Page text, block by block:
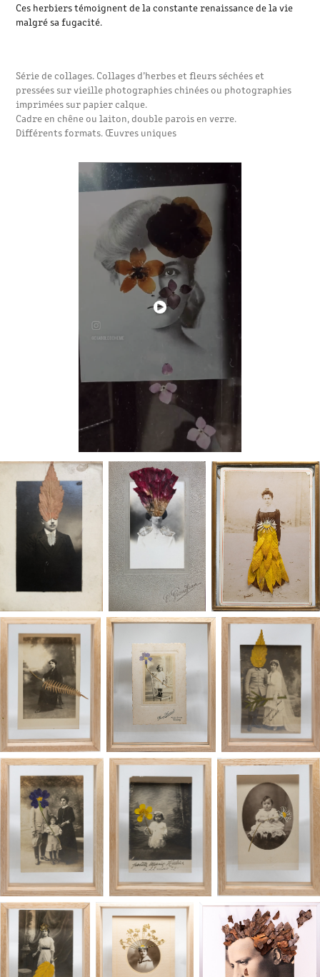
Ces herbiers témoignent de la constante renaissance de la vie
malgré sa fugacité.
Série de collages. Collages d’herbes et fleurs séchées et
pressées sur vieille photographies chinées ou photographies
imprimées sur papier calque.
Cadre en chêne ou laiton, double parois en verre.
Différents formats. Œuvres uniques